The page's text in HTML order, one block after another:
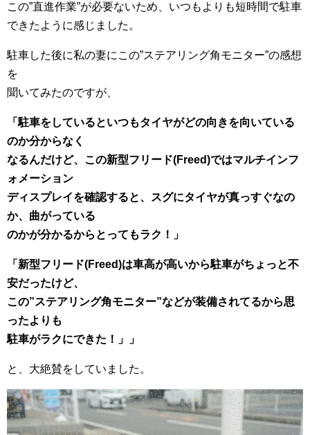
この”直進作業”が必要ないため、いつもよりも短時間で駐車
できたように感じました。
駐車した後に私の妻にこの”ステアリング角モニター”の感想
を
聞いてみたのですが、
「駐車をしているといつもタイヤがどの向きを向いている
のか分からなく
なるんだけど、この新型フリード(Freed)ではマルチインフ
ォメーション
ディスプレイを確認すると、スグにタイヤが真っすぐなの
か、曲がっている
のかが分かるからとってもラク！」
「新型フリード(Freed)は車高が高いから駐車がちょっと不
安だったけど、
この”ステアリング角モニター”などが装備されてるから思
ったよりも
駐車がラクにできた！」」
と、大絶賛をしていました。